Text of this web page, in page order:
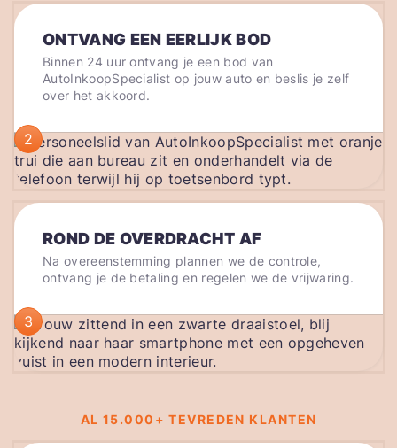
ONTVANG EEN EERLIJK BOD
Binnen 24 uur ontvang je een bod van
AutoInkoopSpecialist op jouw auto en beslis je zelf
over het akkoord.
2
ROND DE OVERDRACHT AF
Na overeenstemming plannen we de controle,
ontvang je de betaling en regelen we de vrijwaring.
3
AL 15.000+ TEVREDEN KLANTEN